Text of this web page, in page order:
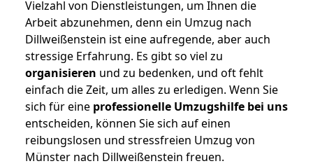
Vielzahl von Dienstleistungen, um Ihnen die
Arbeit abzunehmen, denn ein Umzug nach
Dillweißenstein ist eine aufregende, aber auch
stressige Erfahrung. Es gibt so viel zu
organisieren und zu bedenken, und oft fehlt
einfach die Zeit, um alles zu erledigen. Wenn Sie
sich für eine professionelle Umzugshilfe bei uns
entscheiden, können Sie sich auf einen
reibungslosen und stressfreien Umzug von
Münster nach Dillweißenstein freuen.